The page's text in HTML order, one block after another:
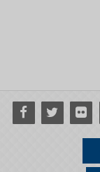
Facebook
Twitter Flickr